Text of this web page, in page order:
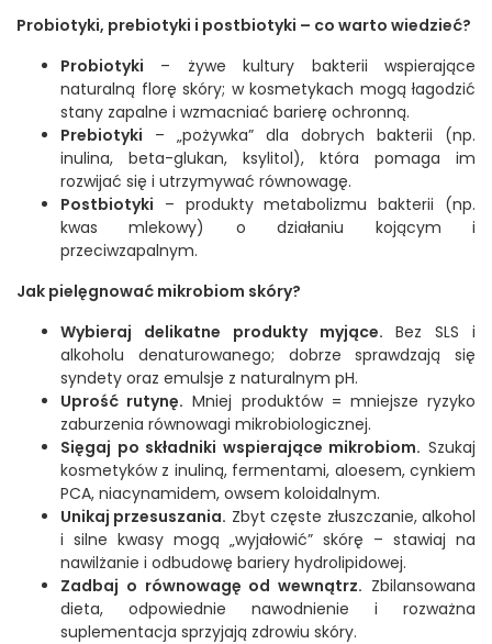
Probiotyki, prebiotyki i postbiotyki – co warto wiedzieć?
Probiotyki – żywe kultury bakterii wspierające
naturalną florę skóry; w kosmetykach mogą łagodzić
stany zapalne i wzmacniać barierę ochronną.
Prebiotyki – „pożywka” dla dobrych bakterii (np.
inulina, beta-glukan, ksylitol), która pomaga im
rozwijać się i utrzymywać równowagę.
Postbiotyki – produkty metabolizmu bakterii (np.
kwas mlekowy) o działaniu kojącym i
przeciwzapalnym.
Jak pielęgnować mikrobiom skóry?
Wybieraj delikatne produkty myjące. Bez SLS i
alkoholu denaturowanego; dobrze sprawdzają się
syndety oraz emulsje z naturalnym pH.
Uprość rutynę. Mniej produktów = mniejsze ryzyko
zaburzenia równowagi mikrobiologicznej.
Sięgaj po składniki wspierające mikrobiom. Szukaj
kosmetyków z inuliną, fermentami, aloesem, cynkiem
PCA, niacynamidem, owsem koloidalnym.
Unikaj przesuszania. Zbyt częste złuszczanie, alkohol
i silne kwasy mogą „wyjałowić” skórę – stawiaj na
nawilżanie i odbudowę bariery hydrolipidowej.
Zadbaj o równowagę od wewnątrz. Zbilansowana
dieta, odpowiednie nawodnienie i rozważna
suplementacja sprzyjają zdrowiu skóry.